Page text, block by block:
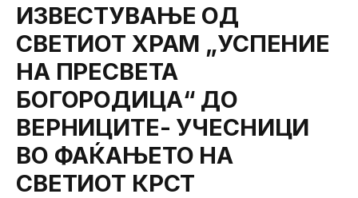
ИЗВЕСТУВАЊЕ ОД
СВЕТИОТ ХРАМ „УСПЕНИЕ
НА ПРЕСВЕТА
БОГОРОДИЦА“ ДО
ВЕРНИЦИТЕ- УЧЕСНИЦИ
ВО ФАЌАЊЕТО НА
СВЕТИОТ КРСТ